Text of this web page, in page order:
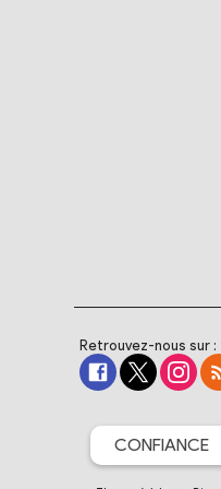
Retrouvez-nous sur :
CONFIANCE